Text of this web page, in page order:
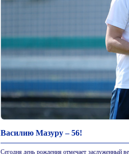
Документы
FONBET Кубок России
Молодежная команда
Календарь
Крылья Советов-2
Календарь
Шахматка
Молодежное
Кубок
Кубок ФНЛ
Игроки
Стадион
Василию Мазуру – 56!
Сегодня день рождения отмечает заслуженный